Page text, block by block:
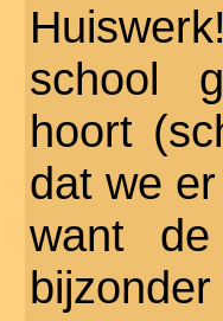
school
hoort
dat we
want